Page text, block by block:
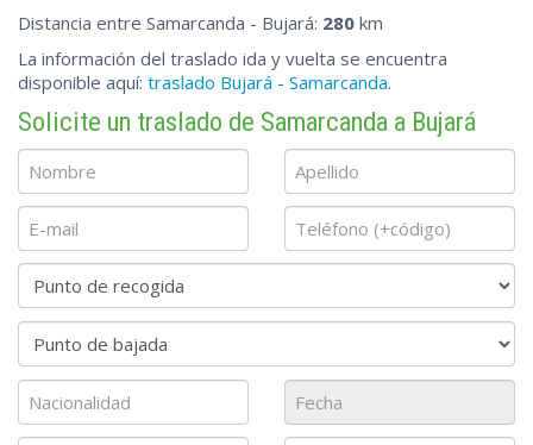
Distancia entre Samarcanda - Bujará: 280 km
La información del traslado ida y vuelta se encuentra
disponible aquí: traslado Bujará - Samarcanda.
Solicite un traslado de Samarcanda a Bujará